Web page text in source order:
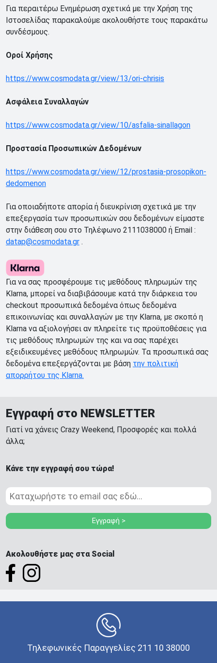
Για περαιτέρω Ενημέρωση σχετικά με την Χρήση της
Ιστοσελίδας παρακαλούμε ακολουθήστε τους παρακάτω
συνδέσμους.
Οροί Χρήσης
https://www.cosmodata.gr/view/13/ori-chrisis
Ασφάλεια Συναλλαγών
https://www.cosmodata.gr/view/10/asfalia-sinallagon
Προστασία Προσωπικών Δεδομένων
https://www.cosmodata.gr/view/12/prostasia-prosopikon-
dedomenon
Για οποιαδήποτε απορία ή διευκρίνιση σχετικά με την
επεξεργασία των προσωπικών σου δεδομένων είμαστε
στην διάθεση σου στο Τηλέφωνο 2111038000 ή Email :
datap@cosmodata.gr .
Για να σας προσφέρουμε τις μεθόδους πληρωμών της
Klarna, μπορεί να διαβιβάσουμε κατά την διάρκεια του
checkout προσωπικά δεδομένα όπως δεδομένα
επικοινωνίας και συναλλαγών με την Klarna, με σκοπό η
Klarna να αξιολογήσει αν πληρείτε τις προϋποθέσεις για
τις μεθόδους πληρωμών της και να σας παρέχει
εξειδικευμένες μεθόδους πληρωμών. Τα προσωπικά σας
δεδομένα επεξεργάζονται με βάση την πολιτική
απορρήτου της Klarna.
Εγγραφή στο NEWSLETTER
Γιατί να χάνεις Crazy Weekend, Προσφορές και πολλά
άλλα;
Κάνε την εγγραφή σου τώρα!
Εγγραφή >
Ακολουθήστε μας στα Social
Τηλεφωνικές Παραγγελίες 211 10 38000